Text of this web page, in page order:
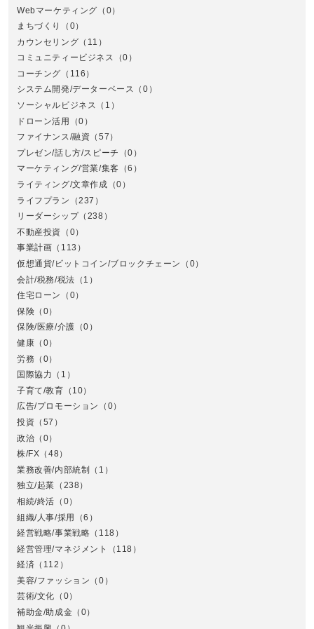
Webマーケティング （0）
まちづくり
（0）
カウンセリング （11）
コミュニティービジネス
（0）
コーチング （116）
システム開発/データーベース （0）
ソーシャルビジネス （1）
ドローン活用
（0）
ファイナンス/融資 （57）
プレゼン/話し方/スピーチ
（0）
マーケティング/営業/集客 （6）
ライティング/文章作成 （0）
ライフプラン
（237）
リーダーシップ（238）
不動産投資 （0）
事業計画 （113）
仮想通貨/ビットコイン/ブロックチェーン
（0）
会計/税務/税法 （1）
住宅ローン
（0）
保険 （0）
保険/医療/介護 （0）
健康 （0）
労務 （0）
国際協力 （1）
子育て/教育 （10）
広告/プロモーション
（0）
投資 （57）
政治 （0）
株/FX （48）
業務改善/内部統制 （1）
独立/起業 （238）
相続/終活 （0）
組織/人事/採用
（6）
経営戦略/事業戦略 （118）
経営管理/マネジメント
（118）
経済 （112）
美容/ファッション （0）
芸術/文化 （0）
補助金/助成金 （0）